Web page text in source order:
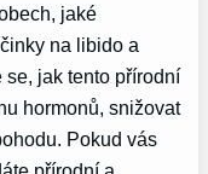
jaké
na libido a
jak tento přírodní
hormonů, snižovat
Pokud vás